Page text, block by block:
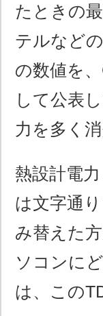
たときの
テルなど
の数値を
して公表
力を多く
熱設計電
は文字通
み替えた
ソコンに
は、この